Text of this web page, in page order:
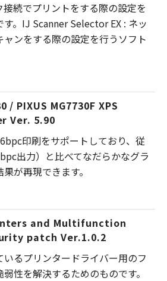
続でプリントをする際の設定を
。IJ Scanner Selector EX : ネッ
ャンをする際の設定を行うソフト
/ PIXUS MG7730F XPS
Ver. 5.90
印刷をサポートしており、従
出力）と比べてなだらかなグラ
が再現できます。
and Multifunction
patch Ver.1.0.2
るプリンタードライバー用のフ
性を解決するためのものです。